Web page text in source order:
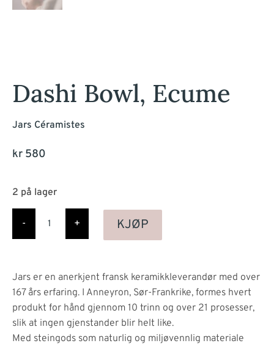
Dashi Bowl, Ecume
Jars Céramistes
kr 580
2 på lager
-
Bowl,
antall
+ KJØP
Jars er en anerkjent fransk keramikkleverandør med over
167 års erfaring. I Anneyron, Sør-Frankrike, formes hvert
produkt for hånd gjennom 10 trinn og over 21 prosesser,
slik at ingen gjenstander blir helt like.
Med steingods som naturlig og miljøvennlig materiale